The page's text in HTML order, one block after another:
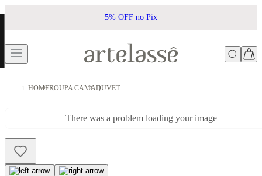
5% OFF no Pix
HOMEROUPA CAMADUVET
There was a problem loading your image